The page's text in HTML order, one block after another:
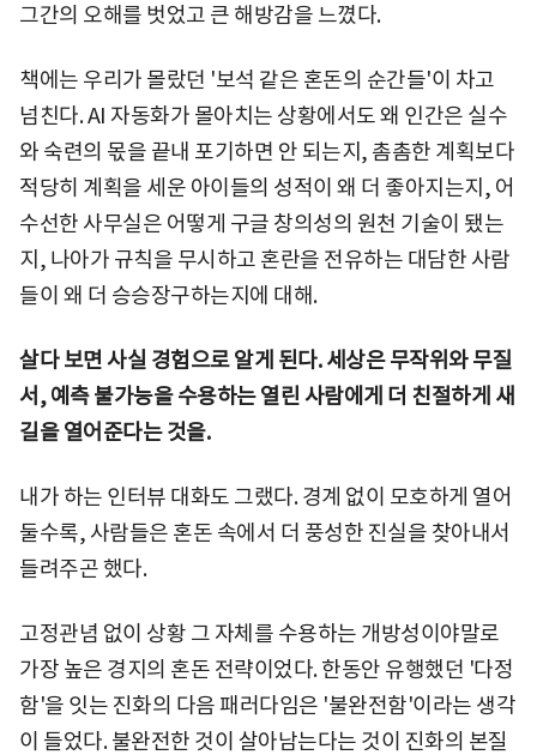
그간의 오해를 벗었고 큰 해방감을 느꼈다.
책에는 우리가 몰랐던 '보석 같은 혼돈의 순간들'이 차고
넘친다. AI 자동화가 몰아치는 상황에서도 왜 인간은 실수
와 숙련의 몫을 끝내 포기하면 안 되는지, 촘촘한 계획보다
적당히 계획을 세운 아이들의 성적이 왜 더 좋아지는지, 어
수선한 사무실은 어떻게 구글 창의성의 원천 기술이 됐는
지, 나아가 규칙을 무시하고 혼란을 전유하는 대담한 사람
들이 왜 더 승승장구하는지에 대해.
살다 보면 사실 경험으로 알게 된다. 세상은 무작위와 무질
서, 예측 불가능을 수용하는 열린 사람에게 더 친절하게 새
길을 열어준다는 것을.
내가 하는 인터뷰 대화도 그랬다. 경계 없이 모호하게 열어
둘수록, 사람들은 혼돈 속에서 더 풍성한 진실을 찾아내서
들려주곤 했다.
고정관념 없이 상황 그 자체를 수용하는 개방성이야말로
가장 높은 경지의 혼돈 전략이었다. 한동안 유행했던 '다정
함'을 잇는 진화의 다음 패러다임은 '불완전함'이라는 생각
이 들었다. 불완전한 것이 살아남는다는 것이 진화의 본질